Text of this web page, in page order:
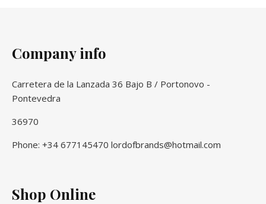
Company info
Carretera de la Lanzada 36 Bajo B / Portonovo -
Pontevedra
36970
Phone: +34 677145470 lordofbrands@hotmail.com
Shop Online